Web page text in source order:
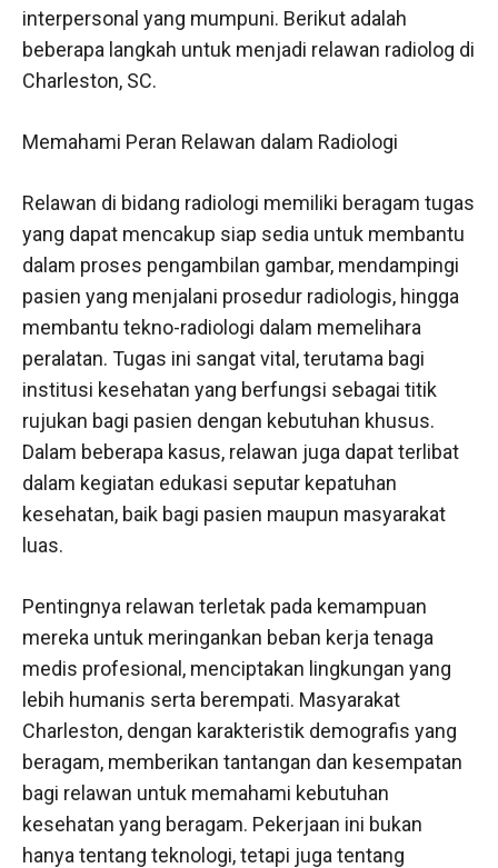
interpersonal yang mumpuni. Berikut adalah
beberapa langkah untuk menjadi relawan radiolog di
Charleston, SC.
Memahami Peran Relawan dalam Radiologi
Relawan di bidang radiologi memiliki beragam tugas
yang dapat mencakup siap sedia untuk membantu
dalam proses pengambilan gambar, mendampingi
pasien yang menjalani prosedur radiologis, hingga
membantu tekno-radiologi dalam memelihara
peralatan. Tugas ini sangat vital, terutama bagi
institusi kesehatan yang berfungsi sebagai titik
rujukan bagi pasien dengan kebutuhan khusus.
Dalam beberapa kasus, relawan juga dapat terlibat
dalam kegiatan edukasi seputar kepatuhan
kesehatan, baik bagi pasien maupun masyarakat
luas.
Pentingnya relawan terletak pada kemampuan
mereka untuk meringankan beban kerja tenaga
medis profesional, menciptakan lingkungan yang
lebih humanis serta berempati. Masyarakat
Charleston, dengan karakteristik demografis yang
beragam, memberikan tantangan dan kesempatan
bagi relawan untuk memahami kebutuhan
kesehatan yang beragam. Pekerjaan ini bukan
hanya tentang teknologi, tetapi juga tentang